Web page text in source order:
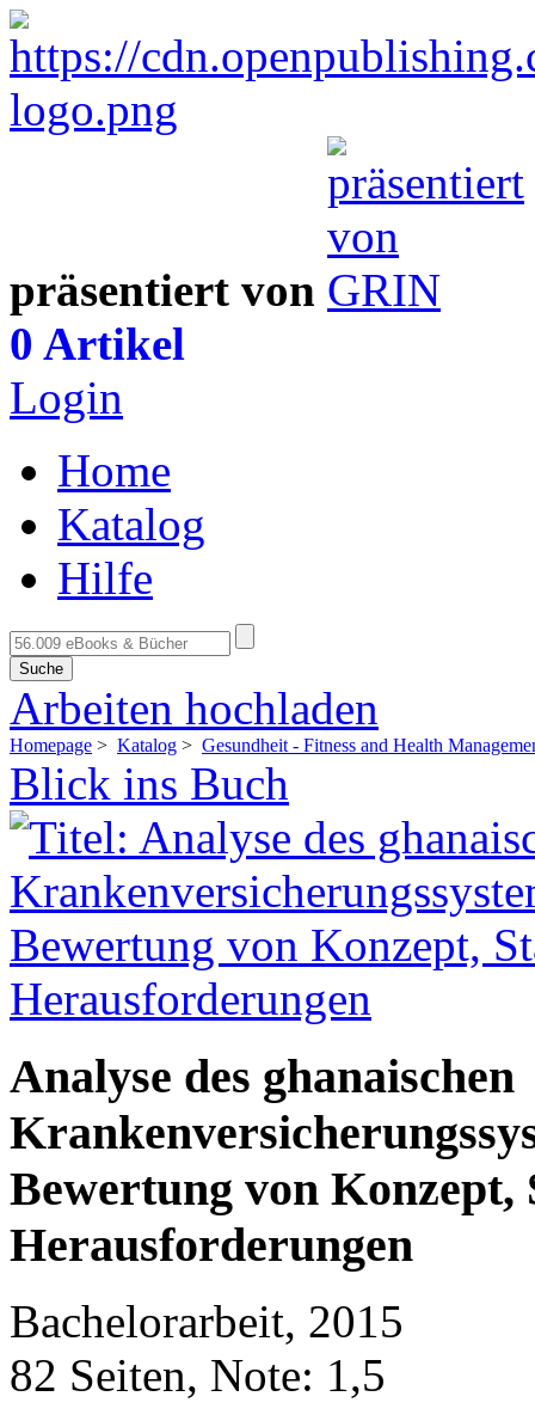
präsentiert von
0 Artikel
Login
Home
Katalog
Hilfe
Suche
Arbeiten hochladen
Homepage > Katalog > Gesundheit - Fitness and Health
Blick ins Buch
Analyse des ghanaischen
Bewertung von Konzept,
Herausforderungen
Bachelorarbeit, 2015
82 Seiten, Note: 1,5